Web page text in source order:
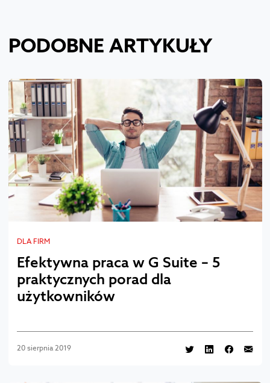
PODOBNE ARTYKUŁY
DLA FIRM
Efektywna praca w G Suite – 5
praktycznych porad dla
użytkowników
20 sierpnia 2019